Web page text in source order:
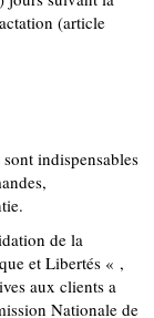
(article
indispensables
de la
et Libertés « ,
aux clients a
Nationale de